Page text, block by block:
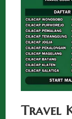
Travel